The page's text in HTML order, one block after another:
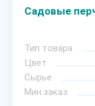
Садовые
Тип товара
Цвет
Сырье
Мин.заказ